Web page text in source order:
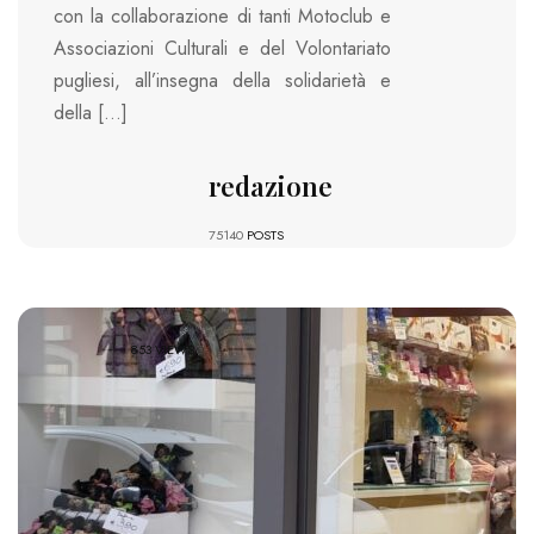
con la collaborazione di tanti Motoclub e
Associazioni Culturali e del Volontariato
pugliesi, all’insegna della solidarietà e
della […]
redazione
75140 POSTS
853 VIEWS